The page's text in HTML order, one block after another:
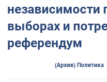
независимости
выборах и
референдум
(Архив) Политика